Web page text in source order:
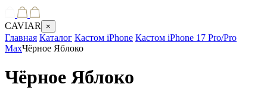
CAVIAR ×
Главная Каталог Кастом iPhone Кастом iPhone 17 Pro/Pro
MaxЧёрное Яблоко
Чёрное Яблоко